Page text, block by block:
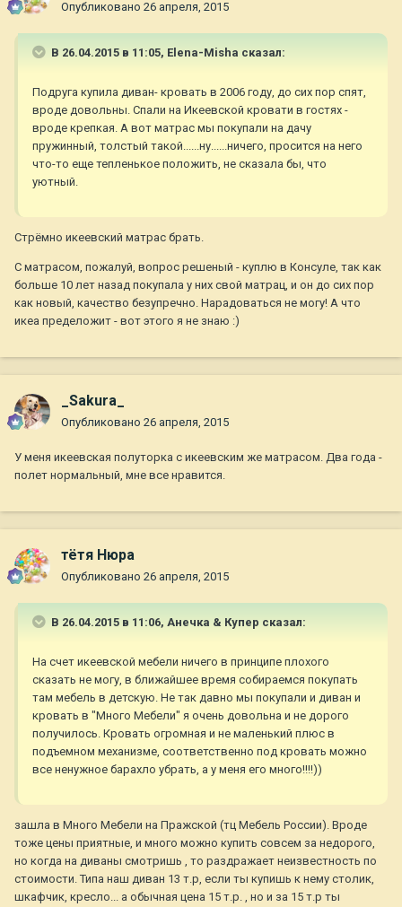
Опубликовано 26 апреля, 2015
В 26.04.2015 в 11:05, Elena-Misha сказал:
Подруга купила диван- кровать в 2006 году, до сих пор спят,
вроде довольны. Спали на Икеевской кровати в гостях -
вроде крепкая. А вот матрас мы покупали на дачу
пружинный, толстый такой......ну......ничего, просится на него
что-то еще тепленькое положить, не сказала бы, что
уютный.
Стрёмно икеевский матрас брать.
С матрасом, пожалуй, вопрос решеный - куплю в Консуле, так как
больше 10 лет назад покупала у них свой матрац, и он до сих пор
как новый, качество безупречно. Нарадоваться не могу! А что
икеа пределожит - вот этого я не знаю :)
_Sakura_
Опубликовано 26 апреля, 2015
У меня икеевская полуторка с икеевским же матрасом. Два года -
полет нормальный, мне все нравится.
тётя Нюра
Опубликовано 26 апреля, 2015
В 26.04.2015 в 11:06, Анечка & Купер сказал:
На счет икеевской мебели ничего в принципе плохого
сказать не могу, в ближайшее время собираемся покупать
там мебель в детскую. Не так давно мы покупали и диван и
кровать в "Много Мебели" я очень довольна и не дорого
получилось. Кровать огромная и не маленький плюс в
подъемном механизме, соответственно под кровать можно
все ненужное барахло убрать, а у меня его много!!!!))
зашла в Много Мебели на Пражской (тц Мебель России). Вроде
тоже цены приятные, и много можно купить совсем за недорого,
но когда на диваны смотришь , то раздражает неизвестность по
стоимости. Типа наш диван 13 т.р, если ты купишь к нему столик,
шкафчик, кресло... а обычная цена 15 т.р. , но и за 15 т.р ты